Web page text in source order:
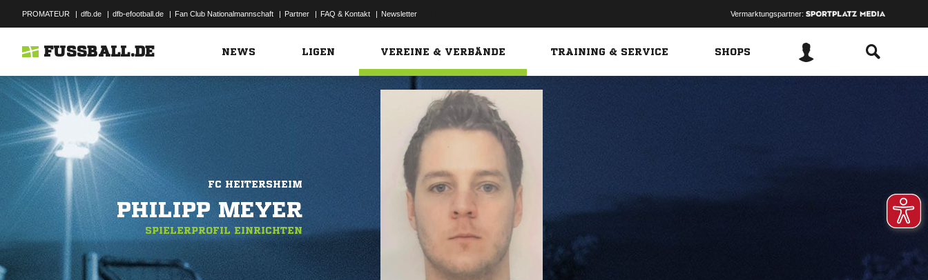
PROMATEUR | dfb.de | dfb-efootball.de | Fan Club Nationalmannschaft | Partner | FAQ & Kontakt | Newsletter Vermarktungspartner:
FUSSBALL.DE NEWS LIGEN VEREINE & VERBÄNDE TRAINING & SERVICE SHOPS
FC HEITERSHEIM
PHILIPP MEYER
SPIELERPROFIL EINRICHTEN